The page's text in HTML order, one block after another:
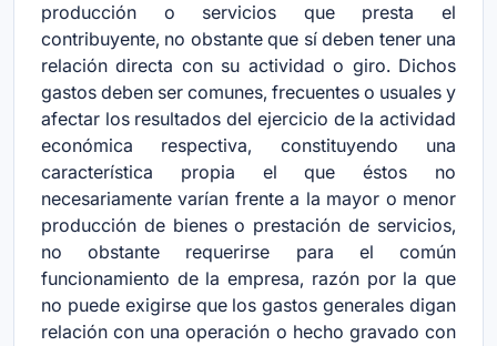
producción o servicios que presta el
contribuyente, no obstante que sí deben tener una
relación directa con su actividad o giro. Dichos
gastos deben ser comunes, frecuentes o usuales y
afectar los resultados del ejercicio de la actividad
económica respectiva, constituyendo una
característica propia el que éstos no
necesariamente varían frente a la mayor o menor
producción de bienes o prestación de servicios,
no obstante requerirse para el común
funcionamiento de la empresa, razón por la que
no puede exigirse que los gastos generales digan
relación con una operación o hecho gravado con